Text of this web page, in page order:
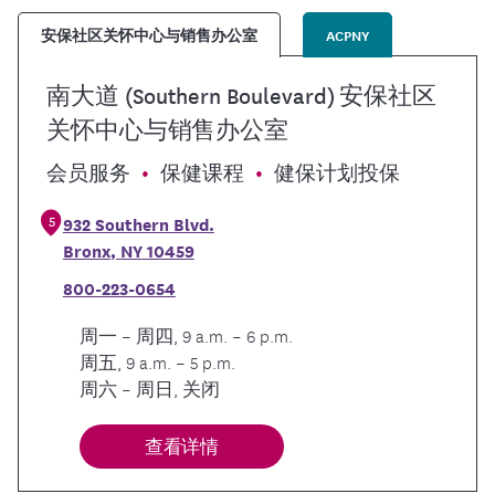
安保社区关怀中心与销售办公室 ACPNY
南大道 (Southern Boulevard) 安保社区
关怀中心与销售办公室
会员服务 保健课程 健保计划投保
5 932 Southern Blvd.
Bronx, NY10459
800-223-0654
周一 – 周四, 9 a.m. – 6 p.m.
周五, 9 a.m. – 5 p.m.
周六 – 周日, 关闭
查看详情